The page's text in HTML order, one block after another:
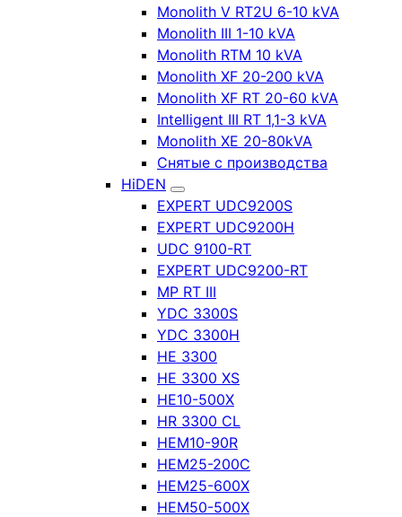
Monolith V RT2U 6-10 kVA
Monolith III 1-10 kVA
Monolith RTM 10 kVA
Monolith XF 20-200 kVA
Monolith XF RT 20-60 kVA
Intelligent III RT 1,1-3 kVA
Monolith XE 20-80kVA
Снятые с производства
HiDEN
EXPERT UDC9200S
EXPERT UDC9200H
UDC 9100-RT
EXPERT UDC9200-RT
MP RT III
YDC 3300S
YDC 3300H
HE 3300
HE 3300 XS
HE10-500X
HR 3300 CL
HEM10-90R
HEM25-200C
HEM25-600X
HEM50-500X